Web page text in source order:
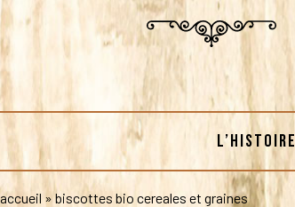
L’HISTOIRE
accueil »biscottes bio cereales et graines